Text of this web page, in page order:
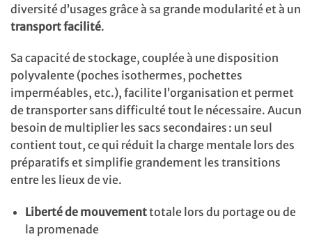
diversité d’usages grâce à sa grande modularité et à un
transport facilité.
Sa capacité de stockage, couplée à une disposition
polyvalente (poches isothermes, pochettes
imperméables, etc.), facilite l’organisation et permet
de transporter sans difficulté tout le nécessaire. Aucun
besoin de multiplier les sacs secondaires : un seul
contient tout, ce qui réduit la charge mentale lors des
préparatifs et simplifie grandement les transitions
entre les lieux de vie.
Liberté de mouvementtotale lors du portage ou de
la promenade